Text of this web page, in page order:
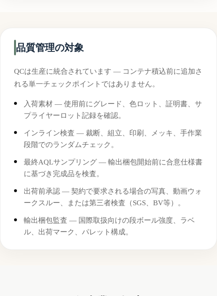
品質管理の対象
QCは生産に統合されています — コンテナ積込前に追加さ
れる単一チェックポイントではありません。
入荷素材 — 使用前にグレード、色ロット、証明書、サ
プライヤーロット記録を確認。
インライン検査 — 裁断、組立、印刷、メッキ、手作業
段階でのランダムチェック。
最終AQLサンプリング — 輸出梱包開始前に合意仕様書
に基づき完成品を検査。
出荷前承認 — 契約で要求される場合の写真、動画ウォ
ークスルー、または第三者検査（SGS、BV等）。
輸出梱包監査 — 国際取扱向けの段ボール強度、ラベ
ル、出荷マーク、パレット構成。